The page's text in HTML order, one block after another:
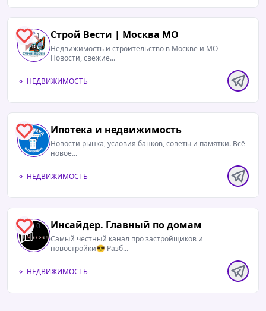
1 Строй Вести | Москва МО
Недвижимость и строительство в Москве и МО
Новости, свежие...
НЕДВИЖИМОСТЬ
1 Ипотека и недвижимость
Новости рынка, условия банков, советы и памятки. Всё
новое...
НЕДВИЖИМОСТЬ
0 Инсайдер. Главный по домам
Самый честный канал про застройщиков и
новостройки😎 Разб...
НЕДВИЖИМОСТЬ